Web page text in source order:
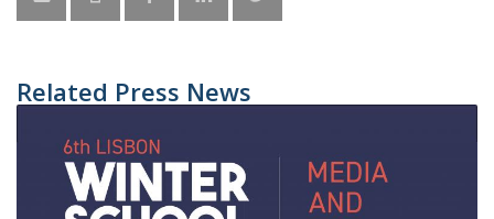
Related Press News